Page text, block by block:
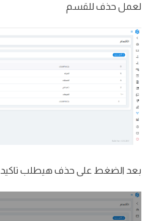
لعمل حذف للقسم
بعد الضغط على حذف هيطلب تاكيد